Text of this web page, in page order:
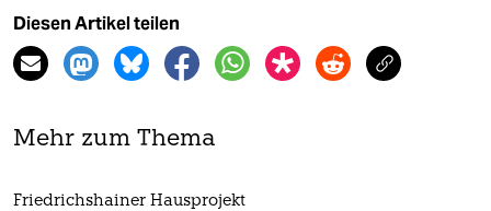
Diesen Artikel teilen
Mehr zum Thema
Friedrichshainer Hausprojekt